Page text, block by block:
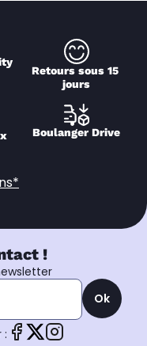
Retours sous 15
jours
Boulanger Drive
!
Ok
: